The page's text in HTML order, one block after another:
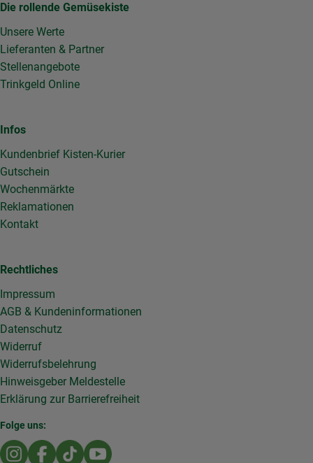
Die rollende Gemüsekiste
Unsere Werte
Lieferanten & Partner
Stellenangebote
Trinkgeld Online
Infos
Kundenbrief Kisten-Kurier
Gutschein
Wochenmärkte
Reklamationen
Kontakt
Rechtliches
Impressum
AGB & Kundeninformationen
Datenschutz
Widerruf
Widerrufsbelehrung
Hinweisgeber Meldestelle
Erklärung zur Barrierefreiheit
Folge uns:
Externer Link zu https://www.instagram.com/
Externer Link zu https://www.facebook.com/
Externer Link zu https://www.tiktok.com/
Externer Link zu https://